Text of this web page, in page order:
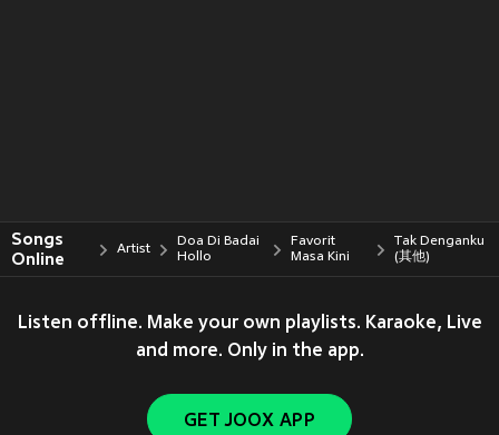
Songs
Online
Artist
Doa Di Badai
Hollo
Favorit
Masa Kini
Tak Denganku
(其他)
Listen offline. Make your own playlists. Karaoke, Live
and more. Only in the app.
GET JOOX APP